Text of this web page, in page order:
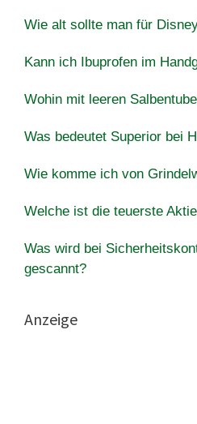
Wie alt sollte man für
Kann ich Ibuprofen im
Wohin mit leeren
Was bedeutet Superior bei
Wie komme ich von
Welche ist die teuerste
Was wird bei
gescannt?
Anzeige